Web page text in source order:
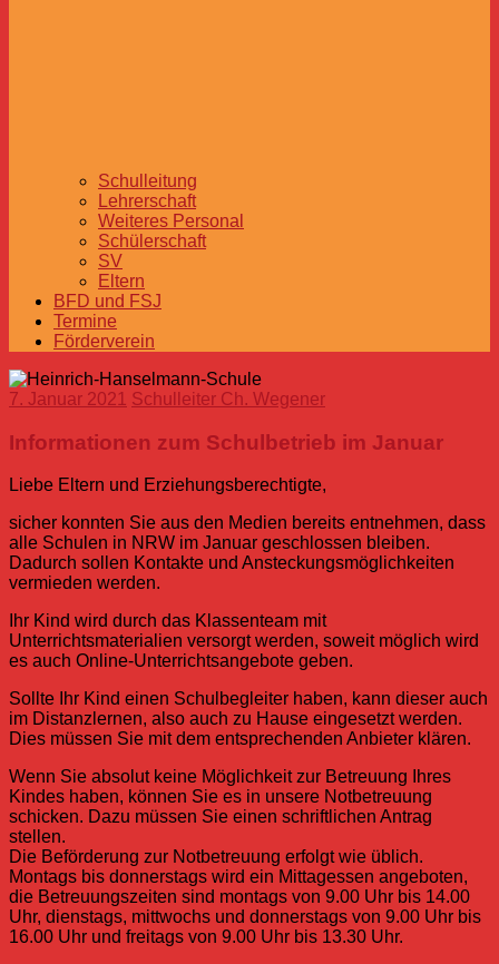
Schulleitung
Lehrerschaft
Weiteres Personal
Schülerschaft
SV
Eltern
BFD und FSJ
Termine
Förderverein
7. Januar 2021 Schulleiter Ch. Wegener
Informationen zum Schulbetrieb im Januar
Liebe Eltern und Erziehungsberechtigte,
sicher konnten Sie aus den Medien bereits entnehmen, dass
alle Schulen in NRW im Januar geschlossen bleiben.
Dadurch sollen Kontakte und Ansteckungsmöglichkeiten
vermieden werden.
Ihr Kind wird durch das Klassenteam mit
Unterrichtsmaterialien versorgt werden, soweit möglich wird
es auch Online-Unterrichtsangebote geben.
Sollte Ihr Kind einen Schulbegleiter haben, kann dieser auch
im Distanzlernen, also auch zu Hause eingesetzt werden.
Dies müssen Sie mit dem entsprechenden Anbieter klären.
Wenn Sie absolut keine Möglichkeit zur Betreuung Ihres
Kindes haben, können Sie es in unsere Notbetreuung
schicken. Dazu müssen Sie einen schriftlichen Antrag
stellen.
Die Beförderung zur Notbetreuung erfolgt wie üblich.
Montags bis donnerstags wird ein Mittagessen angeboten,
die Betreuungszeiten sind montags von 9.00 Uhr bis 14.00
Uhr, dienstags, mittwochs und donnerstags von 9.00 Uhr bis
16.00 Uhr und freitags von 9.00 Uhr bis 13.30 Uhr.